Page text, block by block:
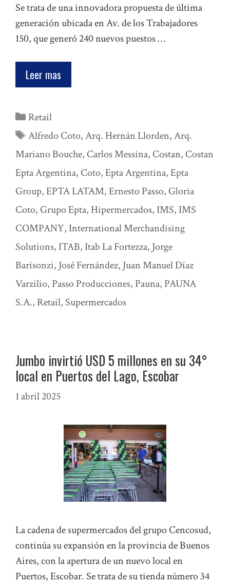
Se trata de una innovadora propuesta de última
generación ubicada en Av. de los Trabajadores
150, que generó 240 nuevos puestos …
Leer mas
Categorías
Retail
Etiquetas
Alfredo Coto,Arq. Hernán Llorden,Arq.
Mariano Bouche, Carlos Messina, Costan, Costan
Epta Argentina, Coto,Epta Argentina,Epta
Group,EPTA LATAM,Ernesto Passo, Gloria
Coto, Grupo Epta, Hipermercados, IMS, IMS
COMPANY, International Merchandising
Solutions, ITAB, Itab La Fortezza, Jorge
Barisonzi, José Fernández, Juan Manuel Díaz
Varzilio, Passo Producciones, Pauna, PAUNA
S.A., Retail, Supermercados
Jumbo invirtió USD 5 millones en su 34°
local en Puertos del Lago, Escobar
1 abril 2025
La cadena de supermercados del grupo Cencosud,
continúa su expansión en la provincia de Buenos
Aires, con la apertura de un nuevo local en
Puertos, Escobar. Se trata de su tienda número 34